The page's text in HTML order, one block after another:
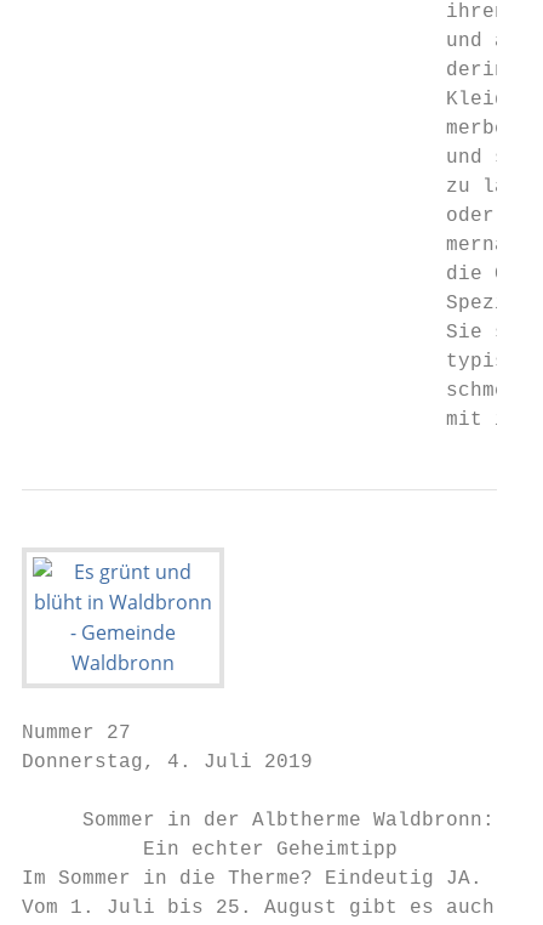
ihren
und
derin
und
zu
oder
die
Sie
mit
Nummer 27
Donnerstag, 4. Juli 2019
     Sommer in der Albtherme Waldbronn:
          Ein echter Geheimtipp
Im Sommer in die Therme? Eindeutig JA.
Vom 1. Juli bis 25. August gibt es auch